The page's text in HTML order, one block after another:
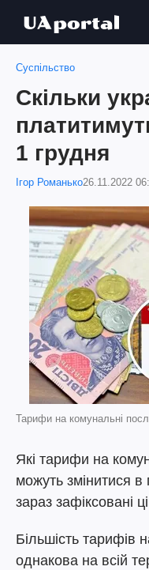
Суспільство
Скільки
1 грудня
Ігор Романько26.11.2022
Тарифи на комунальні
Які тарифи на
можуть змінитися в
зараз зафіксовані
Більшість тарифів
однакова на всій